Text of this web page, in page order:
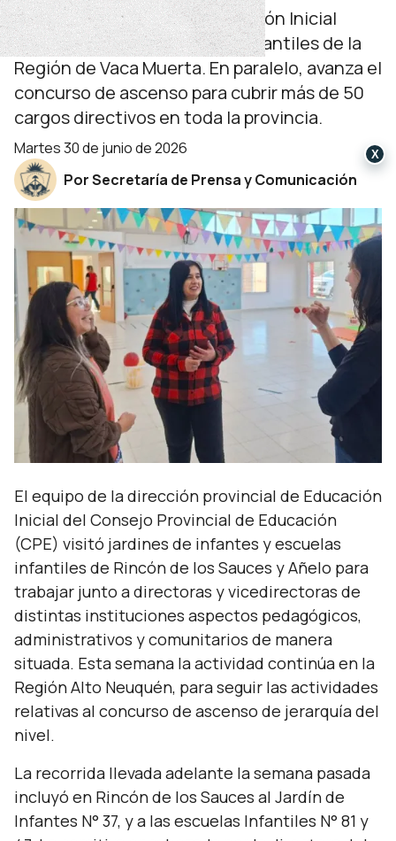
La dirección provincial Educación Inicial
recorrió jardines y escuelas infantiles de la
Región de Vaca Muerta. En paralelo, avanza el
concurso de ascenso para cubrir más de 50
cargos directivos en toda la provincia.
martes 30 de junio de 2026
Por Secretaría de Prensa y Comunicación
El equipo de la dirección provincial de Educación
Inicial del Consejo Provincial de Educación
(CPE) visitó jardines de infantes y escuelas
infantiles de Rincón de los Sauces y Añelo para
trabajar junto a directoras y vicedirectoras de
distintas instituciones aspectos pedagógicos,
administrativos y comunitarios de manera
situada. Esta semana la actividad continúa en la
Región Alto Neuquén, para seguir las actividades
relativas al concurso de ascenso de jerarquía del
nivel.
La recorrida llevada adelante la semana pasada
incluyó en Rincón de los Sauces al Jardín de
Infantes N° 37, y a las escuelas Infantiles N° 81 y
X